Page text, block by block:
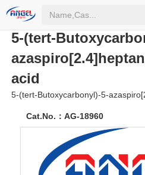
CAS.No：150543-
5-(tert-
acid
5-(tert-Butoxycarbonyl)-5-
Cat.No.：AG-18960